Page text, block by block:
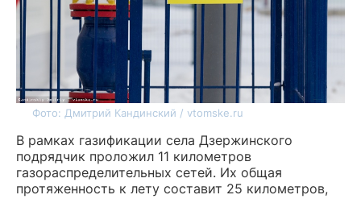
Фото: Дмитрий Кандинский / vtomske.ru
В рамках газификации села Дзержинского
подрядчик проложил 11 километров
газораспределительных сетей. Их общая
протяженность к лету составит 25 километров,